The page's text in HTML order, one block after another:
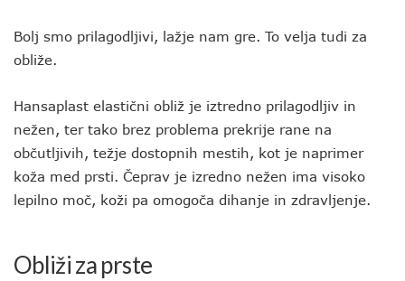
Bolj smo prilagodljivi, lažje nam gre. To velja tudi za
obliže.
Hansaplast elastični obliž je iztredno prilagodljiv in
nežen, ter tako brez problema prekrije rane na
občutljivih, težje dostopnih mestih, kot je naprimer
koža med prsti. Čeprav je izredno nežen ima visoko
lepilno moč, koži pa omogoča dihanje in zdravljenje.
Obliži za prste